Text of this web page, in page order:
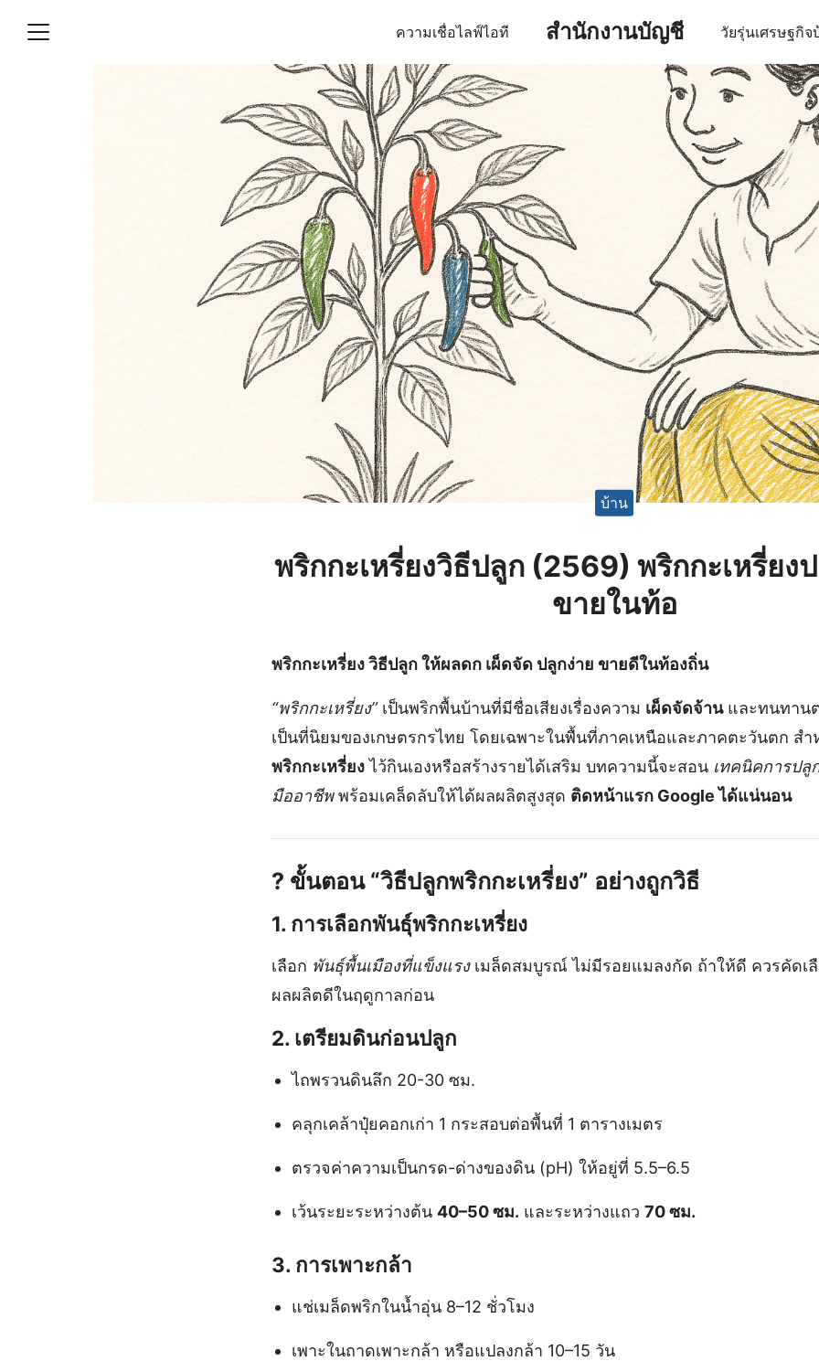
ความเชื่อไลฟ์ไอที สำนักงานบัญชี วัยรุ่นเศรษฐกิจ
Search
for:
บ้าน
พริกกะเหรี่ยงวิธีปลูก (2569) พริกกะเหรี่ยง
ขายในท้อ
พริกกะเหรี่ยง วิธีปลูก ให้ผลดก เผ็ดจัด ปลูกง่าย ขายดีในท้องถิ่น
“พริกกะเหรี่ยง”เป็นพริกพื้นบ้านที่มีชื่อเสียงเรื่องความ เผ็ดจัดจ้านและทนทาน
เป็นที่นิยมของเกษตรกรไทย โดยเฉพาะในพื้นที่ภาคเหนือและภาคตะวันตก ส
พริกกะเหรี่ยงไว้กินเองหรือสร้างรายได้เสริม บทความนี้จะสอน เทคนิคการปลู
มืออาชีพพร้อมเคล็ดลับให้ได้ผลผลิตสูงสุด ติดหน้าแรก Google ได้แน่นอน
? ขั้นตอน “วิธีปลูกพริกกะเหรี่ยง” อย่างถูกวิธี
1. การเลือกพันธุ์พริกกะเหรี่ยง
เลือก พันธุ์พื้นเมืองที่แข็งแรงเมล็ดสมบูรณ์ ไม่มีรอยแมลงกัด ถ้าให้ดี ควรคัดเ
ผลผลิตดีในฤดูกาลก่อน
2. เตรียมดินก่อนปลูก
ไถพรวนดินลึก 20-30 ซม.
คลุกเคล้าปุ๋ยคอกเก่า 1 กระสอบต่อพื้นที่ 1 ตารางเมตร
ตรวจค่าความเป็นกรด-ด่างของดิน (pH) ให้อยู่ที่ 5.5–6.5
เว้นระยะระหว่างต้น 40–50 ซม. และระหว่างแถว 70 ซม.
3. การเพาะกล้า
แช่เมล็ดพริกในน้ำอุ่น 8–12 ชั่วโมง
เพาะในถาดเพาะกล้า หรือแปลงกล้า 10–15 วัน